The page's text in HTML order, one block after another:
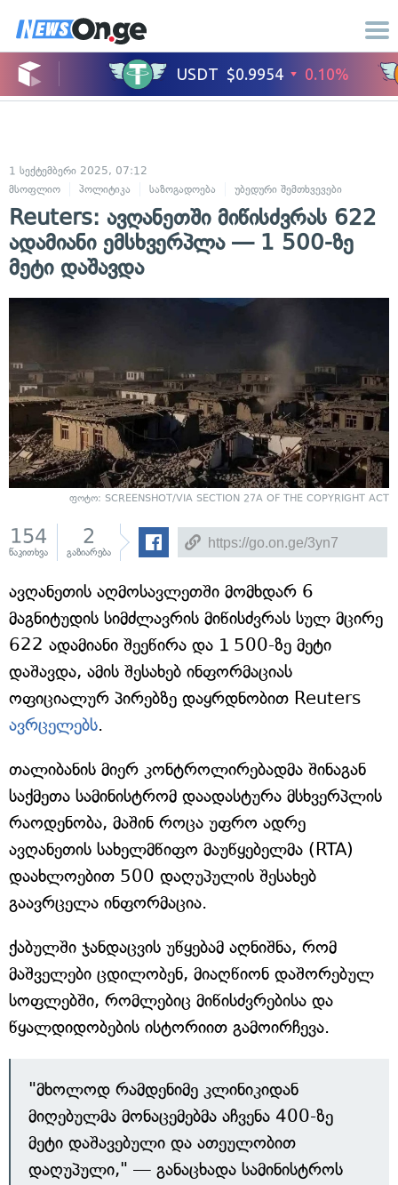
1 სექტემბერი 2025, 07:12
მსოფლიო
პოლიტიკა საზოგადოება უბედური შემთხვევები
Reuters: ავღანეთში მიწისძვრას 622
ადამიანი ემსხვერპლა — 1 500-ზე
მეტი დაშავდა
ფოტო: SCREENSHOT/VIA SECTION 27A OF THE COPYRIGHT ACT
154
წაკითხვა
2
გაზიარება
ავღანეთის აღმოსავლეთში მომხდარ 6
მაგნიტუდის სიმძლავრის მიწისძვრას სულ მცირე
622 ადამიანი შეეწირა და 1 500-ზე მეტი
დაშავდა, ამის შესახებ ინფორმაციას
ოფიციალურ პირებზე დაყრდნობით Reuters
ავრცელებს.
თალიბანის მიერ კონტროლირებადმა შინაგან
საქმეთა სამინისტრომ დაადასტურა მსხვერპლის
რაოდენობა, მაშინ როცა უფრო ადრე
ავღანეთის სახელმწიფო მაუწყებელმა (RTA)
დაახლოებით 500 დაღუპულის შესახებ
გაავრცელა ინფორმაცია.
ქაბულში ჯანდაცვის უწყებამ აღნიშნა, რომ
მაშველები ცდილობენ, მიაღწიონ დაშორებულ
სოფლებში, რომლებიც მიწისძვრებისა და
წყალდიდობების ისტორიით გამოირჩევა.
"მხოლოდ რამდენიმე კლინიკიდან
მიღებულმა მონაცემებმა აჩვენა 400-ზე
მეტი დაშავებული და ათეულობით
დაღუპული," — განაცხადა სამინისტროს